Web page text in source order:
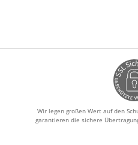
Wir legen großen Wert auf den
garantieren die sichere